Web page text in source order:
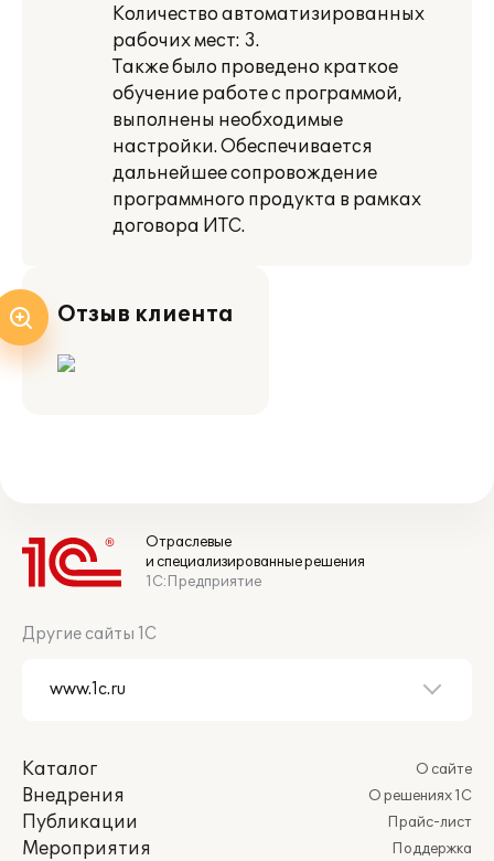
Количество автоматизированных
рабочих мест: 3.
Также было проведено краткое
обучение работе с программой,
выполнены необходимые
настройки. Обеспечивается
дальнейшее сопровождение
программного продукта в рамках
договора ИТС.
Отзыв клиента
Отраслевые
и специализированные решения
1С:Предприятие
Другие сайты 1С
Каталог
Внедрения
Публикации
Мероприятия
О сайте
О решениях 1С
Прайс-лист
Поддержка